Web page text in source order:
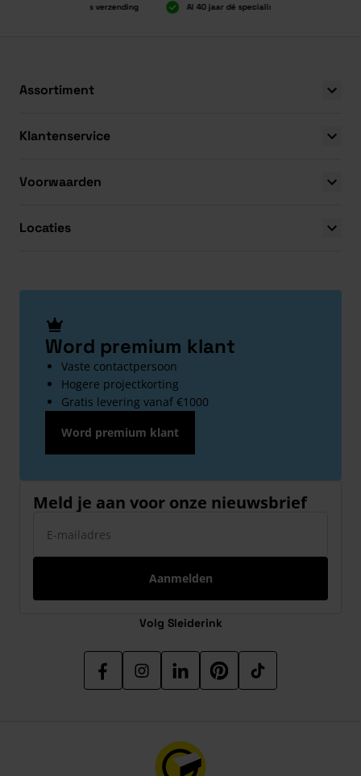
Boven 2.000 gratis verzending Al 40 jaar dé specialist
Assortiment
Klantenservice
Voorwaarden
Locaties
Word premium klant
Vaste contactpersoon
Hogere projectkorting
Gratis levering vanaf €1000
Word premium klant
Meld je aan voor onze nieuwsbrief
Aanmelden
Volg Sleiderink